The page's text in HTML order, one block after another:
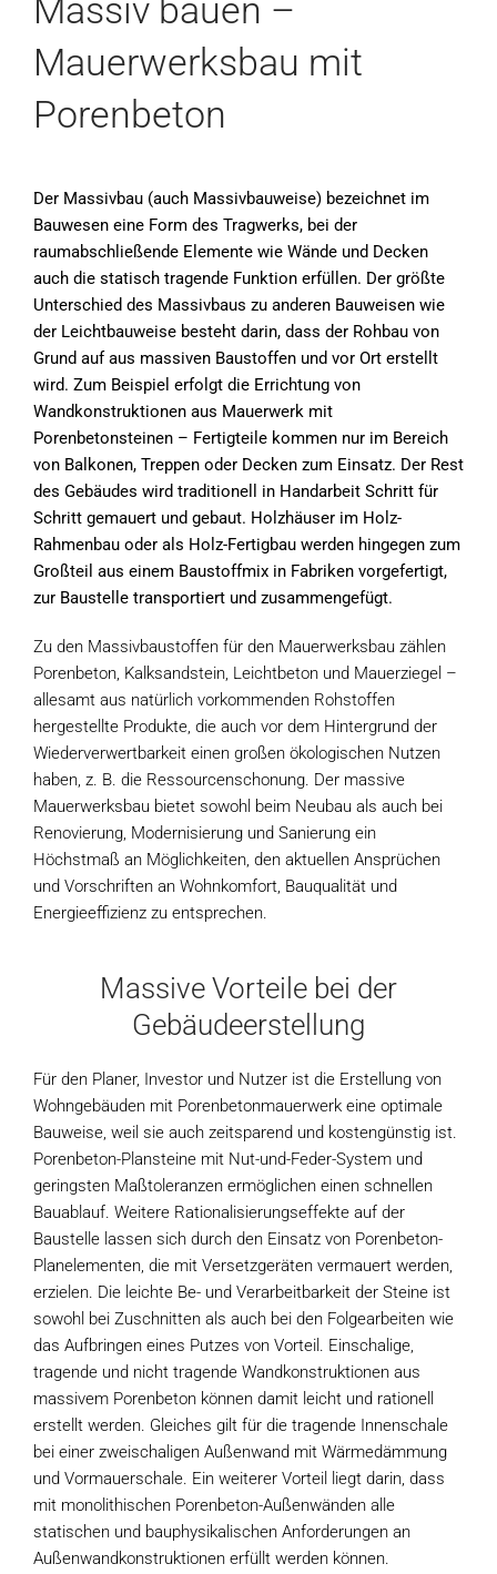
Massiv bauen –
Mauerwerksbau mit
Porenbeton
Der Massivbau (auch Massivbauweise) bezeichnet im
Bauwesen eine Form des Tragwerks, bei der
raumabschließende Elemente wie Wände und Decken
auch die statisch tragende Funktion erfüllen. Der größte
Unterschied des Massivbaus zu anderen Bauweisen wie
der Leichtbauweise besteht darin, dass der Rohbau von
Grund auf aus massiven Baustoffen und vor Ort erstellt
wird. Zum Beispiel erfolgt die Errichtung von
Wandkonstruktionen aus Mauerwerk mit
Porenbetonsteinen – Fertigteile kommen nur im Bereich
von Balkonen, Treppen oder Decken zum Einsatz. Der Rest
des Gebäudes wird traditionell in Handarbeit Schritt für
Schritt gemauert und gebaut. Holzhäuser im Holz-
Rahmenbau oder als Holz-Fertigbau werden hingegen zum
Großteil aus einem Baustoffmix in Fabriken vorgefertigt,
zur Baustelle transportiert und zusammengefügt.
Zu den Massivbaustoffen für den Mauerwerksbau zählen
Porenbeton, Kalksandstein, Leichtbeton und Mauerziegel –
allesamt aus natürlich vorkommenden Rohstoffen
hergestellte Produkte, die auch vor dem Hintergrund der
Wiederverwertbarkeit einen großen ökologischen Nutzen
haben, z. B. die Ressourcenschonung. Der massive
Mauerwerksbau bietet sowohl beim Neubau als auch bei
Renovierung, Modernisierung und Sanierung ein
Höchstmaß an Möglichkeiten, den aktuellen Ansprüchen
und Vorschriften an Wohnkomfort, Bauqualität und
Energieeffizienz zu entsprechen.
Massive Vorteile bei der
Gebäudeerstellung
Für den Planer, Investor und Nutzer ist die Erstellung von
Wohngebäuden mit Porenbetonmauerwerk eine optimale
Bauweise, weil sie auch zeitsparend und kostengünstig ist.
Porenbeton-Plansteine mit Nut-und-Feder-System und
geringsten Maßtoleranzen ermöglichen einen schnellen
Bauablauf. Weitere Rationalisierungseffekte auf der
Baustelle lassen sich durch den Einsatz von Porenbeton-
Planelementen, die mit Versetzgeräten vermauert werden,
erzielen. Die leichte Be- und Verarbeitbarkeit der Steine ist
sowohl bei Zuschnitten als auch bei den Folgearbeiten wie
das Aufbringen eines Putzes von Vorteil. Einschalige,
tragende und nicht tragende Wandkonstruktionen aus
massivem Porenbeton können damit leicht und rationell
erstellt werden. Gleiches gilt für die tragende Innenschale
bei einer zweischaligen Außenwand mit Wärmedämmung
und Vormauerschale. Ein weiterer Vorteil liegt darin, dass
mit monolithischen Porenbeton-Außenwänden alle
statischen und bauphysikalischen Anforderungen an
Außenwandkonstruktionen erfüllt werden können.